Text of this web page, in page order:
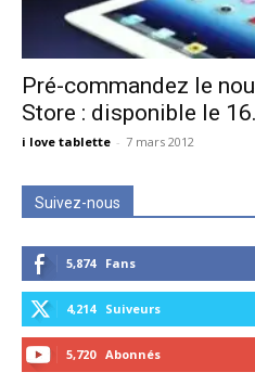
Pré-commandez le
Store : disponible le
i love tablette - 7 mars 2012
Suivez-nous
5,874 Fans
4,214 Suiveurs
5,720 Abonnés